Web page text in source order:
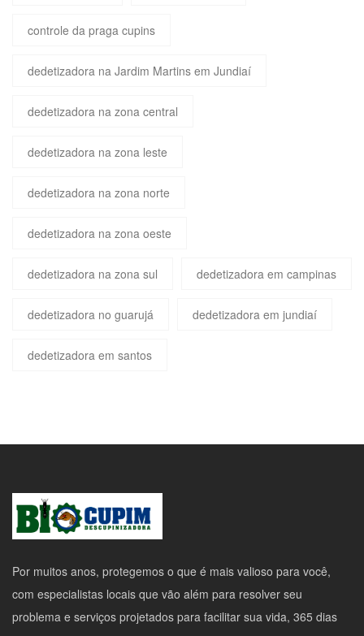
controle da praga cupins
dedetizadora na Jardim Martins em Jundiaí
dedetizadora na zona central
dedetizadora na zona leste
dedetizadora na zona norte
dedetizadora na zona oeste
dedetizadora na zona sul dedetizadora em campinas
dedetizadora no guarujá dedetizadora em jundiaí
dedetizadora em santos
Por muitos anos, protegemos o que é mais valioso para você,
com especialistas locais que vão além para resolver seu
problema e serviços projetados para facilitar sua vida, 365 dias